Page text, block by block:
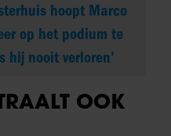
hoopt Marco
op het podium te
hij nooit verloren’
OOK